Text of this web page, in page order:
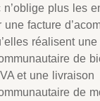
n’oblige plus les
une facture
réalisent
de
et une livraison
de